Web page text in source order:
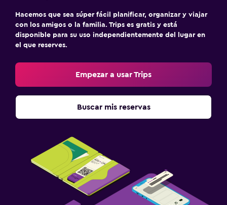
Hacemos que sea súper fácil planificar, organizar y viajar
con los amigos o la familia. Trips es gratis y está
disponible para su uso independientemente del lugar en
el que reserves.
Empezar a usar Trips
Buscar mis reservas